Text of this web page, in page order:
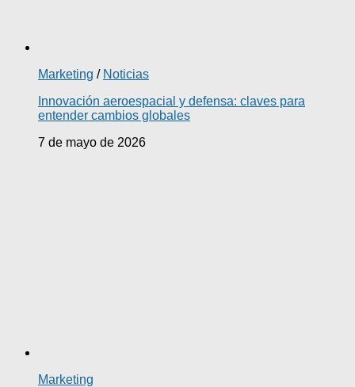
Marketing / Noticias
Innovación aeroespacial y defensa: claves para
entender cambios globales
7 de mayo de 2026
Marketing